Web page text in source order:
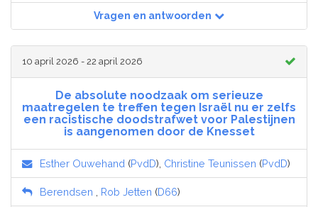
Vragen en antwoorden
10 april 2026 - 22 april 2026
De absolute noodzaak om serieuze
maatregelen te treffen tegen Israël nu er zelfs
een racistische doodstrafwet voor Palestijnen
is aangenomen door de Knesset
Esther Ouwehand (PvdD), Christine Teunissen (PvdD)
Berendsen Rob Jetten (D66)